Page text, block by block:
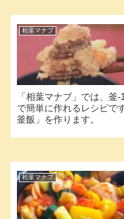
相葉マナブ
「相葉マナブ」では、
で簡単に作れるレシピで
釜飯」を作ります。
相葉マナブ